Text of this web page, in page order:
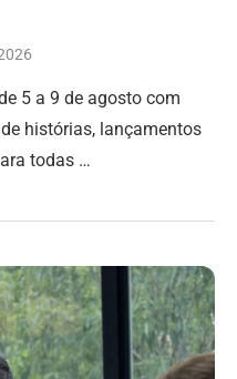
5 a 9 de agosto com
histórias, lançamentos
todas …